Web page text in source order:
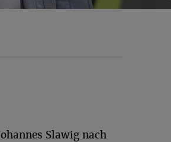
Slawig nach